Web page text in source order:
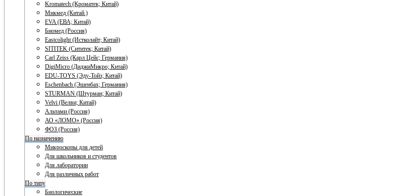
Kromatech (Кроматек; Китай)
Микмед (Китай.)
EVA (ЕВА; Китай)
Биомед (Россия)
Eastcolight (Истколайт; Китай)
SITITEK (Сититек; Китай)
Carl Zeiss (Карл Цейс; Германия)
DigiMicro (ДиджиМикро; Китай)
EDU-TOYS (Эду-Тойз; Китай)
Eschenbach (Эшенбах; Германия)
STURMAN (Штурман; Китай)
Velvi (Велви; Китай)
Альтами (Россия)
АО «ЛОМО» (Россия)
ФОЗ (Россия)
По назначению
Микроскопы для детей
Для школьников и студентов
Для лаборатории
Для различных работ
По типу
Биологические